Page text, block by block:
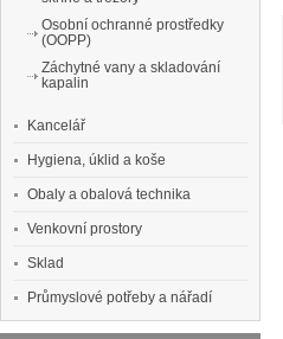
Osobní ochranné prostředky
(OOPP)
Záchytné vany a skladování
kapalin
Kancelář
Hygiena, úklid a koše
Obaly a obalová technika
Venkovní prostory
Sklad
Průmyslové potřeby a nářadí